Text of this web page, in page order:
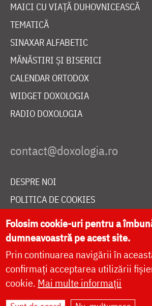
MAICI CU VIAȚĂ DUHOVNICEASCĂ
TEMATICĂ
SINAXAR ALFABETIC
MĂNĂSTIRI ȘI BISERICI
CALENDAR ORTODOX
WIDGET DOXOLOGIA
RADIO DOXOLOGIA
DESPRE NOI
POLITICA DE COOKIES
DONEAZĂ ONLINE PENTRU
LIVE
Folosim cookie-uri pentru a
dumneavoastră pe acest site.
Prin continuarea navigării în
confirmați acceptarea utilizării
cookie. Mai multe informații